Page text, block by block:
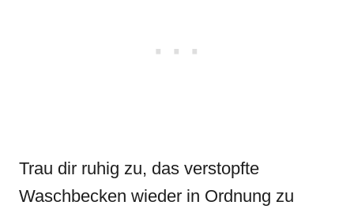
Trau dir ruhig zu, das verstopfte
Waschbecken wieder in Ordnung zu